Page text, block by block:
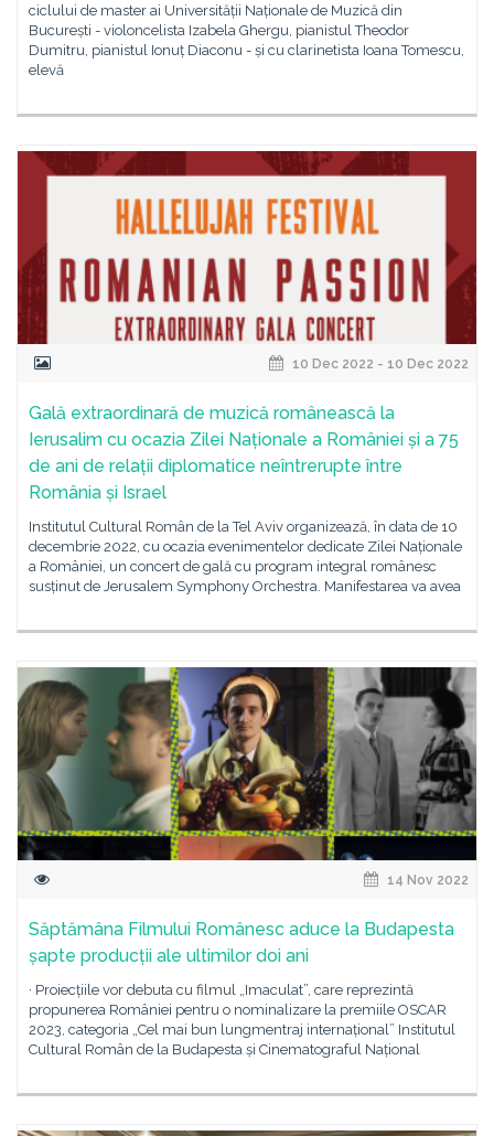
ciclului de master ai Universității Naționale de Muzică din
București - violoncelista Izabela Ghergu, pianistul Theodor
Dumitru, pianistul Ionuț Diaconu - și cu clarinetista Ioana Tomescu,
elevă
10 Dec 2022 - 10 Dec 2022
Gală extraordinară de muzică românească la
Ierusalim cu ocazia Zilei Naționale a României și a 75
de ani de relații diplomatice neîntrerupte între
România și Israel
Institutul Cultural Român de la Tel Aviv organizează, în data de 10
decembrie 2022, cu ocazia evenimentelor dedicate Zilei Naționale
a României, un concert de gală cu program integral românesc
susținut de Jerusalem Symphony Orchestra. Manifestarea va avea
14 Nov 2022
Săptămâna Filmului Românesc aduce la Budapesta
șapte producții ale ultimilor doi ani
· Proiecțiile vor debuta cu filmul „Imaculat”, care reprezintă
propunerea României pentru o nominalizare la premiile OSCAR
2023, categoria „Cel mai bun lungmentraj internațional” Institutul
Cultural Român de la Budapesta și Cinematograful Național